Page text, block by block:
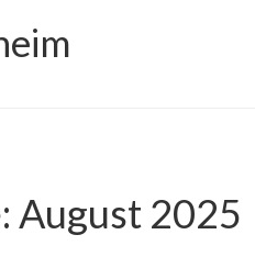
August 2025